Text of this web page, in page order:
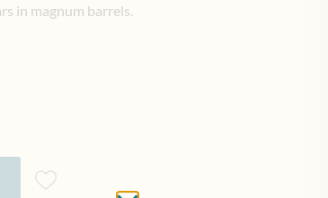
in magnum barrels.